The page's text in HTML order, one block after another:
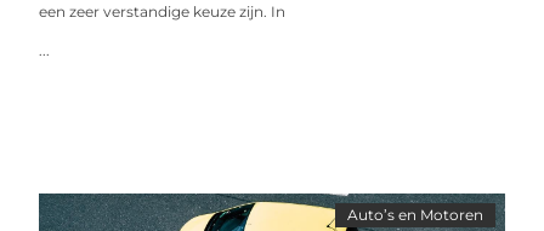
een zeer verstandige keuze zijn. In
...
Auto’s en Motoren